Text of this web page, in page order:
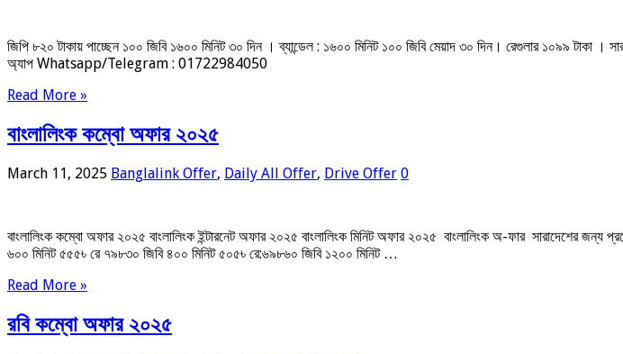
জিপি ৮২০ টাকায় পাচ্ছেন ১০০ জিবি ১৬০০ মিনিট ৩০ দিন । ব্যান্ডেল : ১৬০০ মিনিট ১০০ জিবি মেয়াদ ৩০ দিন। রেগুলার
অ্যাপ Whatsapp/Telegram : 01722984050
Read More »
বাংলালিংক কম্বো অফার ২০২৫
March 11, 2025 Banglalink Offer, Daily All Offer, Drive Offer 0
বাংলালিংক কম্বো অফার ২০২৫ বাংলালিংক ইন্টারনেট অফার ২০২৫ বাংলালিংক মিনিট অফার ২০২৫ বাংলালিংক অ-ফার সারাদেশের
৬০০ মিনিট ৫৫৫৳ রে ৭৯৮৩০ জিবি ৪০০ মিনিট ৫০৫৳ রে:৬৯৮৬০ জিবি ১২০০ মিনিট …
Read More »
রবি কম্বো অফার ২০২৫